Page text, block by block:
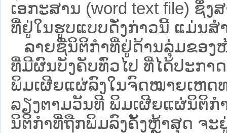
ເອກະສານ (word text file) ຊຶ່
ທີ່ຢູ່ໃນຮູບແບບດັ່ງກ່າວນີ້ ແມ່ນສ
ລາຍຊື່ນິຕິກຳທີ່ຢູ່ດ້ານລຸ່ມຂອງ
ທີ່ມີຜົນບັງຄັບທົ່ວໄປ ທີ່ໄດ້ປະກ
ພິມເຜີຍແຜ່ລົງໃນຈົດໝາຍເຫດ
ລຽງຕາມວັນທີ ພິມເຜີຍແຜ່ນິຕິກ
ນິຕິກຳທີ່ຖືກພິມລົງຄັ້ງຫຼ້າສຸດ ຈະ